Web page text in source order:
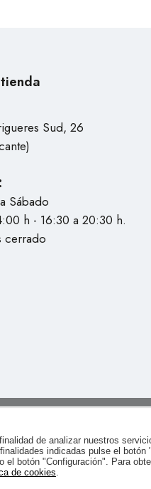
Sud, 26
Sábado
h - 16:30 a 20:30 h.
cerrado
de analizar nuestros
indicadas pulse el
el botón "Configuración". Para
de cookies.